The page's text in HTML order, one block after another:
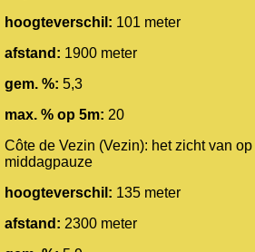
hoogteverschil: 101 meter
afstand: 1900 meter
gem. %: 5,3
max. % op 5m: 20
Côte de Vezin (Vezin): het zicht van
middagpauze
hoogteverschil: 135 meter
afstand: 2300 meter